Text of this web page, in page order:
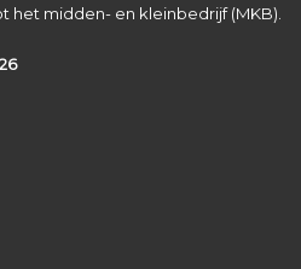
het midden- en kleinbedrijf (MKB).